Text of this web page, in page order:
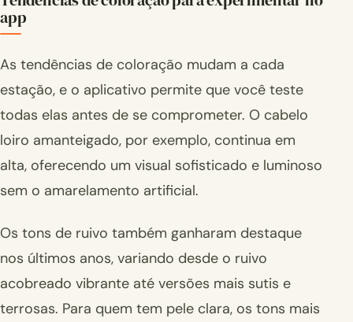
app
As tendências de coloração mudam a cada
estação, e o aplicativo permite que você teste
todas elas antes de se comprometer. O cabelo
loiro amanteigado, por exemplo, continua em
alta, oferecendo um visual sofisticado e luminoso
sem o amarelamento artificial.
Os tons de ruivo também ganharam destaque
nos últimos anos, variando desde o ruivo
acobreado vibrante até versões mais sutis e
terrosas. Para quem tem pele clara, os tons mais